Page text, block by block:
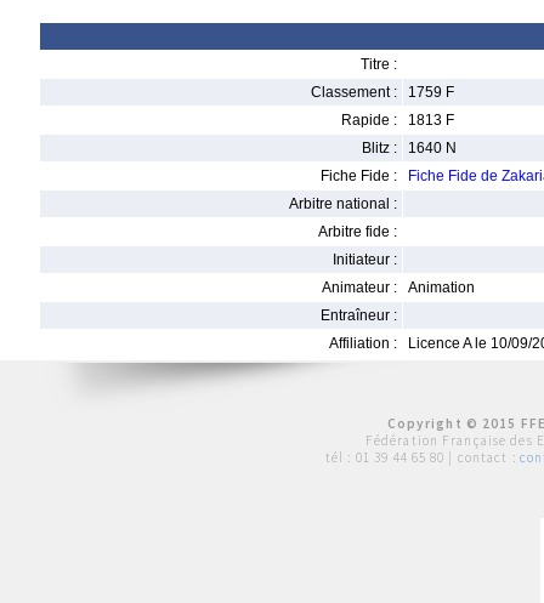
Titre :
Classement :
1759 F
Rapide :
1813 F
Blitz :
1640 N
Fiche Fide :
Fiche Fide de
Arbitre national :
Arbitre fide :
Initiateur :
Animateur :
Animation
Entraîneur :
Affiliation :
Licence A le 10/09/
Copyright © 2015
Fédération Française des
tél : 01 39 44 65 80 | contact :